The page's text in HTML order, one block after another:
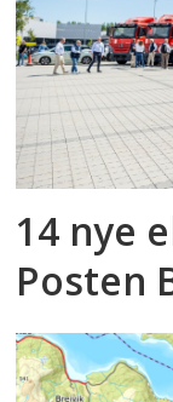
14 nye
Posten